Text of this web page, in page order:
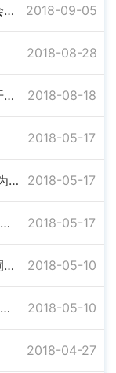
爱心助学，情暖乡村 ――东阳市台联会周震明会长一行、慈善家吕忠民先生汨罗捐助献善活动 2018-09-05
2018-08-28
教育系统 ‖ 汨罗市2018年教育系统公开招聘专业技术人员面试名单及面试办法 2018-08-18
2018-05-17
汨罗122名建档立卡贫困家庭学生接受为期7天的创业培训 2018-05-17
感恩母亲节——三江小学携手爱心之家关爱留守儿童送温暖 2018-05-17
莫让生命之源成为杀人凶手 ——屈子祠镇组织 “防溺水，保平安”班队观摩课学习 2018-05-10
立足专业促提升，聚焦成长展风采——我市各乡镇举行幼儿园教师综合技能比赛 2018-05-10
2018-04-27